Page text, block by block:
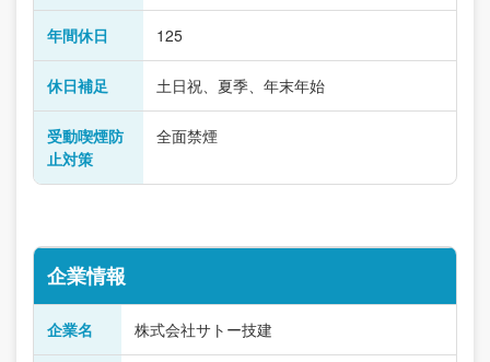
年間休日 125
休日補足 土日祝、夏季、年末年始
受動喫煙防
止対策
全面禁煙
企業情報
企業名 株式会社サトー技建